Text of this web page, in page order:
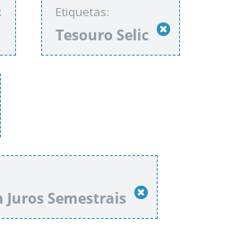
Etiquetas:
Tesouro Selic
Semestrais